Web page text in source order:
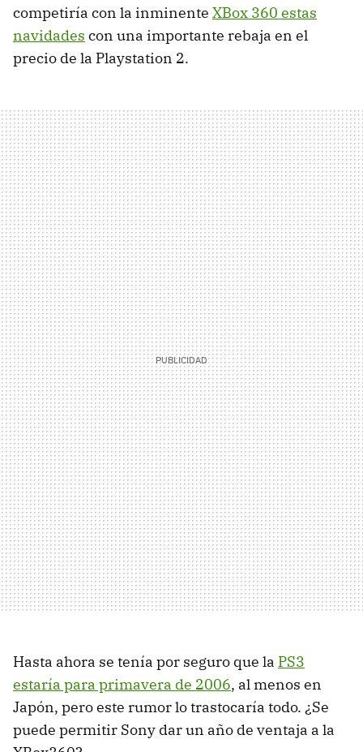
competiría con la inminente XBox 360 estas
navidades con una importante rebaja en el
precio de la Playstation 2.
Hasta ahora se tenía por seguro que la PS3
estaría para primavera de 2006, al menos en
Japón, pero este rumor lo trastocaría todo. ¿Se
puede permitir Sony dar un año de ventaja a la